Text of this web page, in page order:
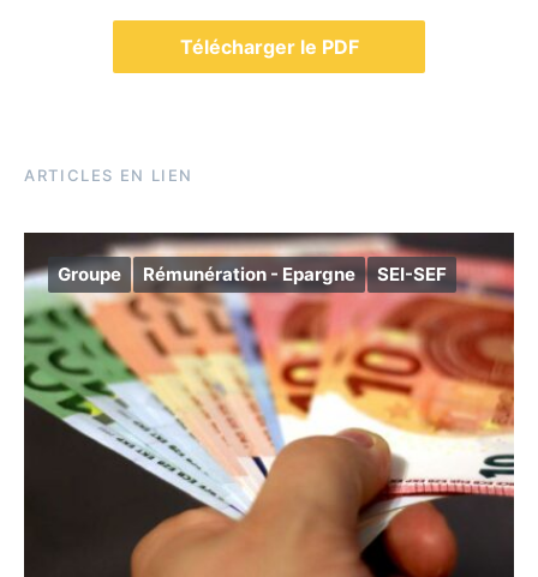
Télécharger le PDF
ARTICLES EN LIEN
Groupe Rémunération - Epargne SEI-SEF